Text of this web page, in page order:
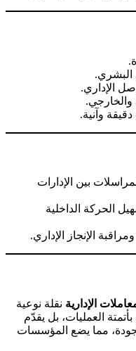
البشري.
الإداري.
والخارجي.
دقيقة وآنية.
بين الإدارات
الحركة الداخلية
الإنجاز الإداري.
الإدارية نقلة نوعية
العمليات، بل يقدّم
مما يضع المؤسسات